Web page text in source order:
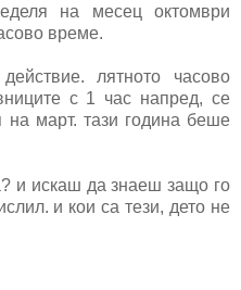
на месец октомври
време.
лятното часово
с 1 час напред, се
на март. тази година беше
и искаш да знаеш защо го
и кои са тези, дето не